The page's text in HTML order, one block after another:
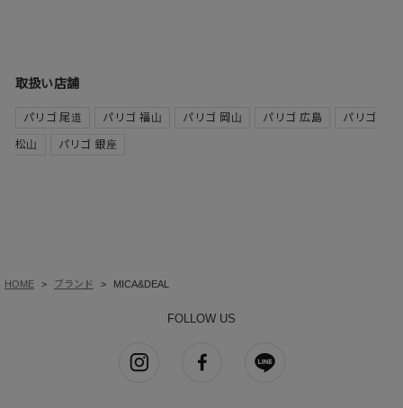
取扱い店舗
パリゴ 尾道 パリゴ 福山 パリゴ 岡山 パリゴ 広島 パリゴ
松山 パリゴ 銀座
HOME ブランド MICA&DEAL
FOLLOW US